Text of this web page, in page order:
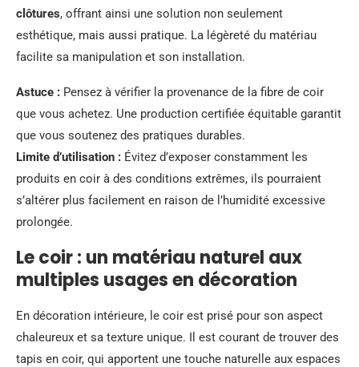
clôtures, offrant ainsi une solution non seulement
esthétique, mais aussi pratique. La légèreté du matériau
facilite sa manipulation et son installation.
Astuce : Pensez à vérifier la provenance de la fibre de coir
que vous achetez. Une production certifiée équitable garantit
que vous soutenez des pratiques durables.
Limite d’utilisation : Évitez d’exposer constamment les
produits en coir à des conditions extrêmes, ils pourraient
s’altérer plus facilement en raison de l’humidité excessive
prolongée.
Le coir : un matériau naturel aux
multiples usages en décoration
En décoration intérieure, le coir est prisé pour son aspect
chaleureux et sa texture unique. Il est courant de trouver des
tapis en coir, qui apportent une touche naturelle aux espaces